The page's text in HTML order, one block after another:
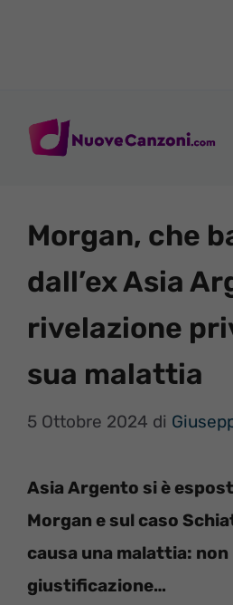
Morgan, che
dall’ex Asia
rivelazione
sua malattia
5 Ottobre 2024 di
Asia Argento si è
Morgan e sul caso
causa una malattia: non
giustificazione…